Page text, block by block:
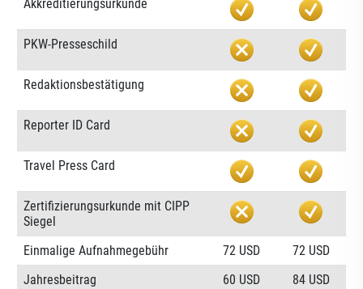
Akkreditierungsurkunde
PKW-Presseschild
Redaktionsbestätigung
Reporter ID Card
Travel Press Card
Zertifizierungsurkunde mit CIPP
Siegel
Einmalige Aufnahmegebühr
72 USD
72 USD
Jahresbeitrag
60 USD 84 USD